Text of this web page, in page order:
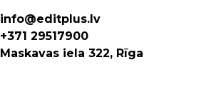
info@editplus.lv
+371 29517900
Maskavas iela 322, Rīga